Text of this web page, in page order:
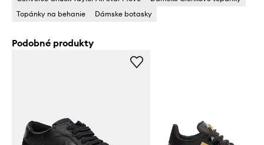
Topánky na behanie
Dámske botasky
Podobné produkty